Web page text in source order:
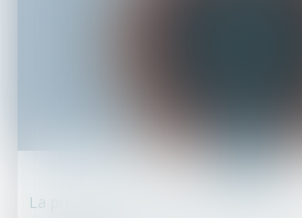
03
La procédure en schéma